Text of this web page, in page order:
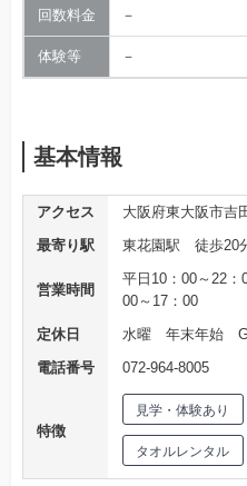
回数料金 －
体験等 －
基本情報
アクセス
大阪府東大阪市吉
最寄り駅
東花園駅 徒歩20
営業時間
平日10：00～22
00～17：00
定休日
水曜 年末年始
電話番号
072-964-8005
特徴
見学・体験あり
タオルレンタル